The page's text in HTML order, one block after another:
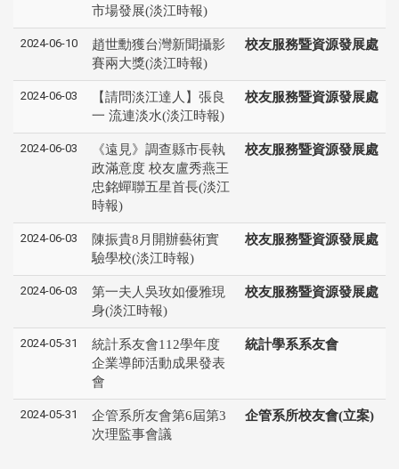
市場發展(淡江時報)
2024-06-10
趙世勳獲台灣新聞攝影
賽兩大獎(淡江時報)
校友服務暨資源發展處
2024-06-03
【請問淡江達人】張良
一 流連淡水(淡江時報)
校友服務暨資源發展處
2024-06-03
《遠見》調查縣市長執
政滿意度 校友盧秀燕王
忠銘蟬聯五星首長(淡江
時報)
校友服務暨資源發展處
2024-06-03
陳振貴8月開辦藝術實
驗學校(淡江時報)
校友服務暨資源發展處
2024-06-03
第一夫人吳玫如優雅現
身(淡江時報)
校友服務暨資源發展處
2024-05-31
統計系友會112學年度
企業導師活動成果發表
會
統計學系系友會
2024-05-31
企管系所友會第6屆第3
次理監事會議
企管系所校友會(立案)